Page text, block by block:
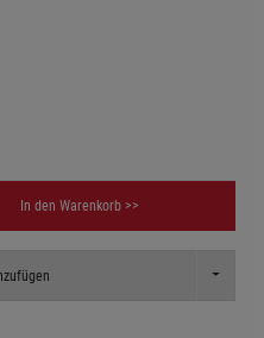
In den Warenkorb >>
Toggle